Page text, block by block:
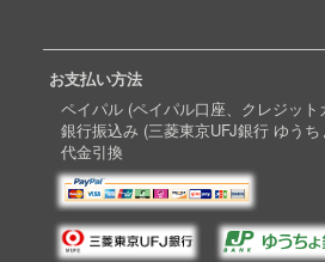
お支払い方法
ペイパル (ペイパル口座、クレジット
銀行振込み (三菱東京UFJ銀行 ゆうち
代金引換